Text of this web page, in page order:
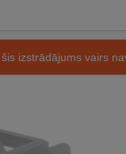
izstrādājums vairs